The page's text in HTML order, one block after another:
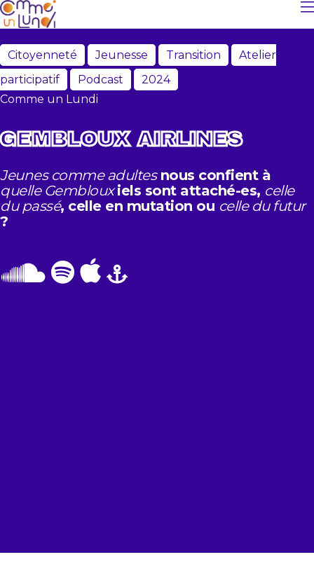
Citoyenneté Jeunesse Transition
Atelier
participatif
Podcast
2024
Comme un Lundi
GEMBLOUX AIRLINES
Jeunes comme adultesnous confient à
quelle Gembloux iels sont attaché-es, celle
du passé, celle en mutation ou celle du futur
?